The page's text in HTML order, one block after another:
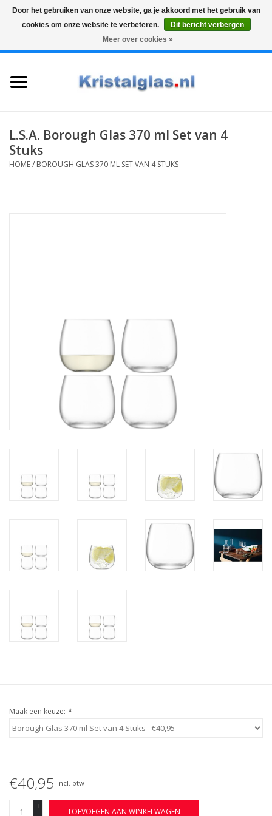
Graveren
Karaffen
Glas graveren
L.S.A. Borough Glas 370 ml Set van 4
Stuks
HOME/ BOROUGH GLAS 370 ML SET VAN 4 STUKS
Maak een keuze: *
€40,95 Incl. btw
+
TOEVOEGEN AAN WINKELWAGEN
Door het gebruiken van onze website, ga je akkoord met het gebruik van
cookies om onze website te verbeteren.
Dit bericht verbergen
Meer over cookies »